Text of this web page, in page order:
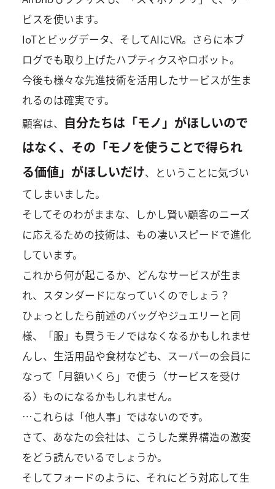
ビスを使います。
IoTとビッグデータ、そしてAIにVR。さらに本ブ
ログでも取り上げたハプティクスやロボット。
今後も様々な先進技術を活用したサービスが生ま
れるのは確実です。
顧客は、
自分たちは「モノ」がほしいので
はなく、その「モノを使うことで得られ
る価値」がほしいだけ、ということに気づい
てしまいました。
そしてそのわがままな、しかし賢い顧客のニーズ
に応えるための技術は、もの凄いスピードで進化
しています。
これから何が起こるか、どんなサービスが生ま
れ、スタンダードになっていくのでしょう？
ひょっとしたら前述のバッグやジュエリーと同
様、「服」も買うモノではなくなるかもしれませ
んし、生活用品や食材なども、スーパーの会員に
なって「月額いくら」で使う（サービスを受け
る）ものになるかもしれません。
…これらは「他人事」ではないのです。
さて、あなたの会社は、こうした業界構造の激変
をどう読んでいるでしょうか。
そしてフォードのように、それにどう対応して生